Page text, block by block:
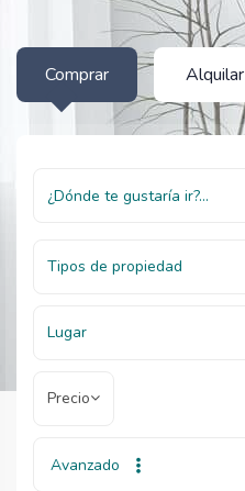
Comprar Alquilar
Tipos de propiedad
Lugar
Precio
Avanzado
Inicio Inmobiliarias